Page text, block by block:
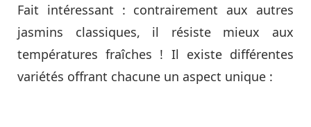
Fait intéressant : contrairement aux autres
jasmins classiques, il résiste mieux aux
températures fraîches ! Il existe différentes
variétés offrant chacune un aspect unique :